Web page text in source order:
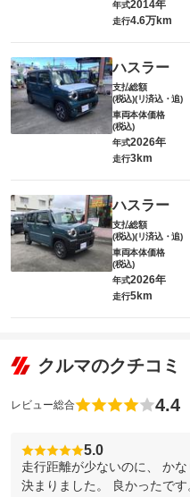
年式2014年
走行4.6万km
ハスラー
支払総額
(税込)(リ済込・追)
車両本体価格
(税込)
年式2026年
走行3km
ハスラー
支払総額
(税込)(リ済込・追)
車両本体価格
(税込)
年式2026年
走行5km
クルマのクチコミ
レビュー総合 4.4
5.0
走行距離が少ないのに、 か
決まりました。 良かったで